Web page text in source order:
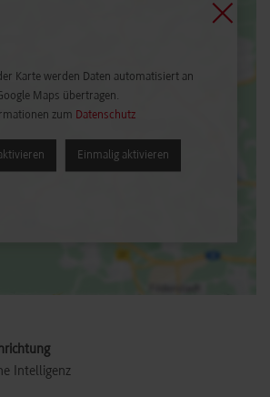
Karte werden Daten automatisiert an
Maps übertragen.
zum Datenschutz
Einmalig aktivieren
Intelligenz